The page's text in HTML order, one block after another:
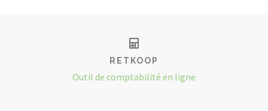
RETKOOP
Outil de comptabilité en ligne